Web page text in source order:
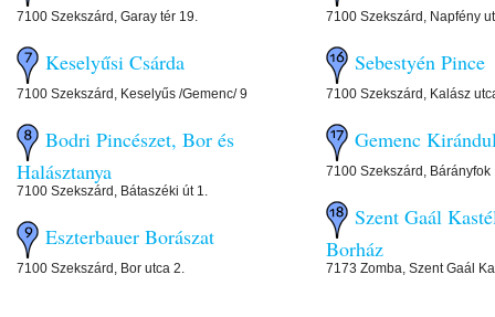
7100 Szekszárd, Garay tér 19.
Keselyűsi Csárda
7100 Szekszárd, Keselyűs /Gemenc/ 9
Bodri Pincészet, Bor és
Halásztanya
7100 Szekszárd, Bátaszéki út 1.
Eszterbauer Borászat
7100 Szekszárd, Bor utca 2.
7100 Szekszárd, Napfény
Sebestyén Pince
7100 Szekszárd, Kalász
Gemenc
7100 Szekszárd, Bárányfok
Szent Gaál
Borház
7173 Zomba, Szent Gaál